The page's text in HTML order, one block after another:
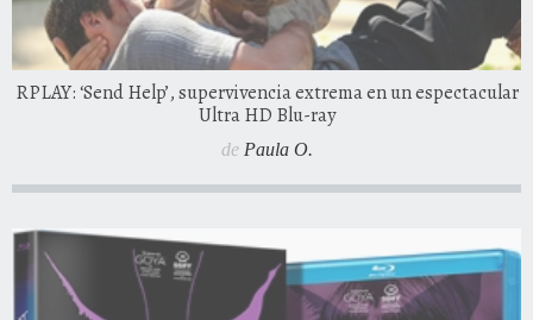
RPLAY: ‘Send Help’, supervivencia extrema en un espectacular
Ultra HD Blu-ray
de Paula O.